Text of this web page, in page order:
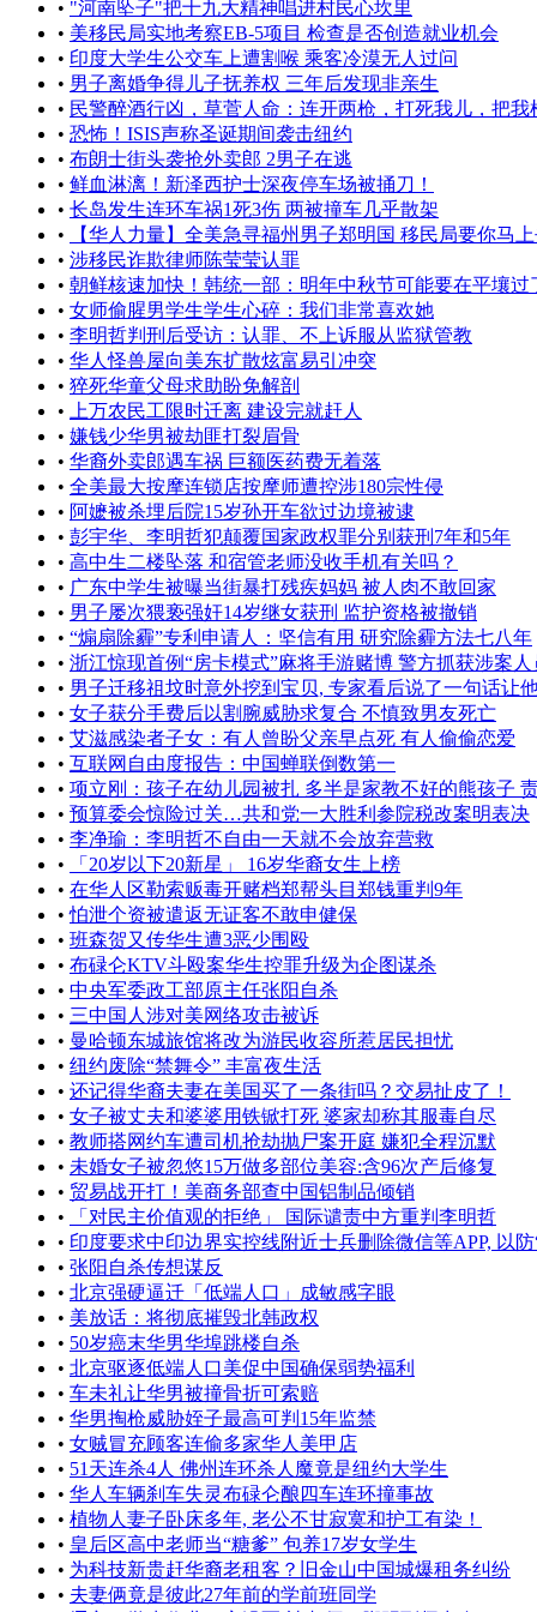
• "河南坠子"把十九大精神唱进村民心坎里
• 美移民局实地考察EB-5项目 检查是否创造就业机会
• 印度大学生公交车上遭割喉 乘客冷漠无人过问
• 男子离婚争得儿子抚养权 三年后发现非亲生
• 民警醉酒行凶，草菅人命：连开两枪，打死我儿，把我
• 恐怖！ISIS声称圣诞期间袭击纽约
• 布朗士街头袭抢外卖郎 2男子在逃
• 鲜血淋漓！新泽西护士深夜停车场被捅刀！
• 长岛发生连环车祸1死3伤 两被撞车几乎散架
•
【华人力量】全美急寻福州男子郑明国 移民局要你马
• 涉移民诈欺律师陈莹莹认罪
• 朝鲜核速加快！韩统一部：明年中秋节可能要在平壤过
• 女师偷腥男学生学生心碎：我们非常喜欢她
• 李明哲判刑后受访：认罪、不上诉服从监狱管教
• 华人怪兽屋向美东扩散炫富易引冲突
• 猝死华童父母求助盼免解剖
•
上万农民工限时迁离 建设完就赶人
• 嫌钱少华男被劫匪打裂眉骨
• 华裔外卖郎遇车祸 巨额医药费无着落
• 全美最大按摩连锁店按摩师遭控涉180宗性侵
• 阿嬷被杀埋后院15岁孙开车欲过边境被逮
• 彭宇华、李明哲犯颠覆国家政权罪分别获刑7年和5年
• 高中生二楼坠落 和宿管老师没收手机有关吗？
• 广东中学生被曝当街暴打残疾妈妈 被人肉不敢回家
• 男子屡次猥亵强奸14岁继女获刑 监护资格被撤销
• “煽扇除霾”专利申请人：坚信有用 研究除霾方法七八年
• 浙江惊现首例“房卡模式”麻将手游赌博 警方抓获涉案人
• 男子迁移祖坟时意外挖到宝贝, 专家看后说了一句话让
• 女子获分手费后以割腕威胁求复合 不慎致男友死亡
• 艾滋感染者子女：有人曾盼父亲早点死 有人偷偷恋爱
• 互联网自由度报告：中国蝉联倒数第一
• 项立刚：孩子在幼儿园被扎 多半是家教不好的熊孩子
• 预算委会惊险过关…共和党一大胜利参院税改案明表决
• 李净瑜：李明哲不自由一天就不会放弃营救
•
「20岁以下20新星」 16岁华裔女生上榜
• 在华人区勒索贩毒开赌档郑帮头目郑钱重判9年
•怕泄个资被遣返无证客不敢申健保
• 班森贺又传华生遭3恶少围殴
• 布碌仑KTV斗殴案华生控罪升级为企图谋杀
• 中央军委政工部原主任张阳自杀
• 三中国人涉对美网络攻击被诉
• 曼哈顿东城旅馆将改为游民收容所惹居民担忧
• 纽约废除“禁舞令” 丰富夜生活
• 还记得华裔夫妻在美国买了一条街吗？交易扯皮了！
• 女子被丈夫和婆婆用铁锨打死 婆家却称其服毒自尽
• 教师搭网约车遭司机抢劫抛尸案开庭 嫌犯全程沉默
• 未婚女子被忽悠15万做多部位美容:含96次产后修复
• 贸易战开打！美商务部查中国铝制品倾销
•
「对民主价值观的拒绝」 国际谴责中方重判李明哲
• 印度要求中印边界实控线附近士兵删除微信等APP, 以防
• 张阳自杀传想谋反
• 北京强硬逼迁「低端人口」成敏感字眼
• 美放话：将彻底摧毁北韩政权
• 50岁癌末华男华埠跳楼自杀
• 北京驱逐低端人口美促中国确保弱势福利
• 车未礼让华男被撞骨折可索赔
• 华男掏枪威胁姪子最高可判15年监禁
• 女贼冒充顾客连偷多家华人美甲店
• 51天连杀4人 佛州连环杀人魔竟是纽约大学生
• 华人车辆刹车失灵布碌仑酿四车连环撞事故
• 植物人妻子卧床多年, 老公不甘寂寞和护工有染！
• 皇后区高中老师当“糖爹” 包养17岁女学生
• 为科技新贵赶华裔老租客？旧金山中国城爆租务纠纷
• 夫妻俩竟是彼此27年前的学前班同学